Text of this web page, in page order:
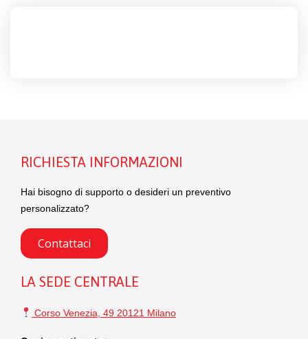
RICHIESTA INFORMAZIONI
Hai bisogno di supporto o desideri un preventivo
personalizzato?
Contattaci
LA SEDE CENTRALE
Corso Venezia, 49 20121 Milano